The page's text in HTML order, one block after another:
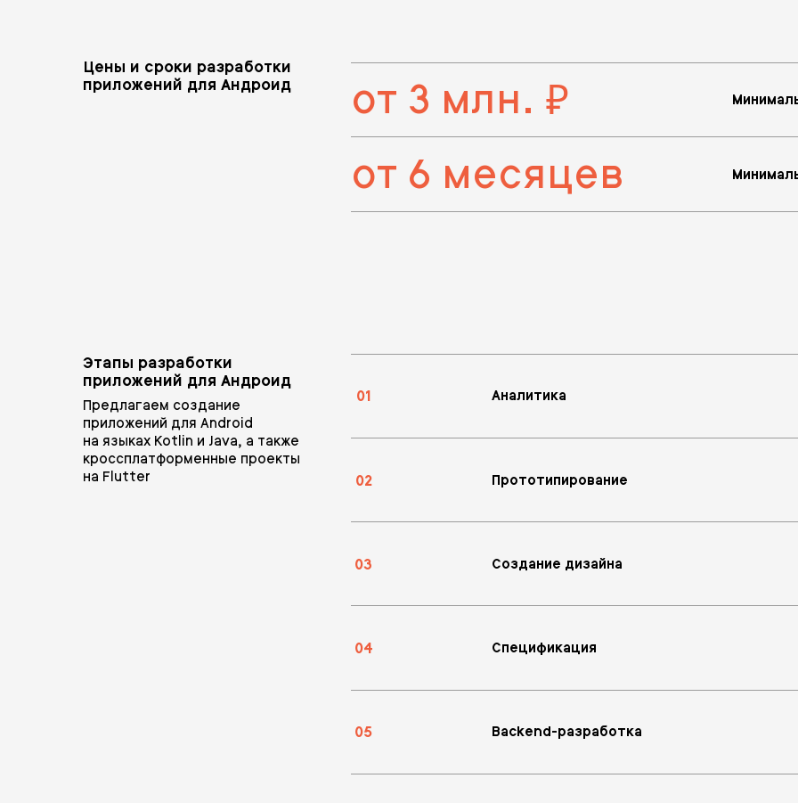
Цены и сроки разработки
приложений для Андроид
от 3 млн.
от 6 месяцев
Этапы разработки
приложений для Андроид
Предлагаем создание
приложений для Android
на языках Kotlin и Java, а также
кроссплатформенные проекты
на Flutter
01 Аналитика
02 Прототипирование
03 Создание дизайна
04 Спецификация
05 Backend-разработка